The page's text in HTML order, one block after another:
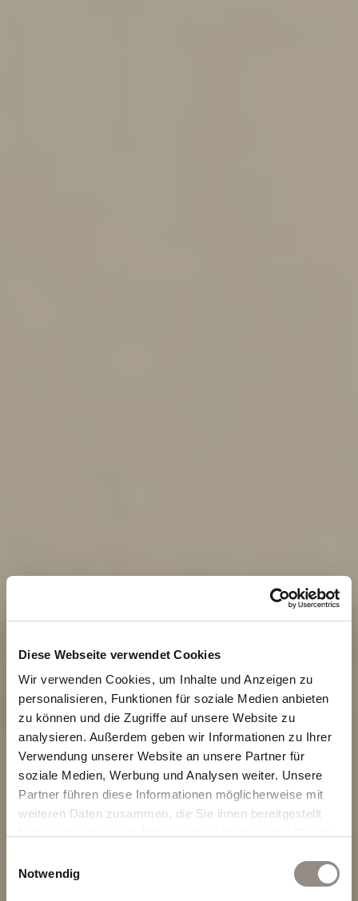
Diese Webseite verwendet Cookies
Wir verwenden Cookies, um Inhalte und Anzeigen zu
personalisieren, Funktionen für soziale Medien anbieten
zu können und die Zugriffe auf unsere Website zu
analysieren. Außerdem geben wir Informationen zu Ihrer
Verwendung unserer Website an unsere Partner für
soziale Medien, Werbung und Analysen weiter. Unsere
Partner führen diese Informationen möglicherweise mit
weiteren Daten zusammen, die Sie ihnen bereitgestellt
Notwendig